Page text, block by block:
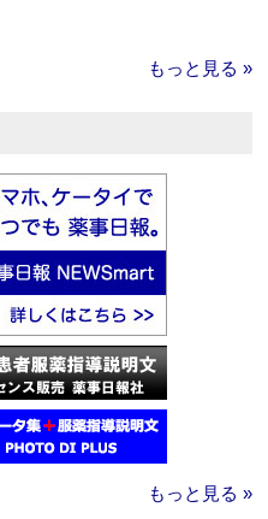
もっと見る »
もっと見る »